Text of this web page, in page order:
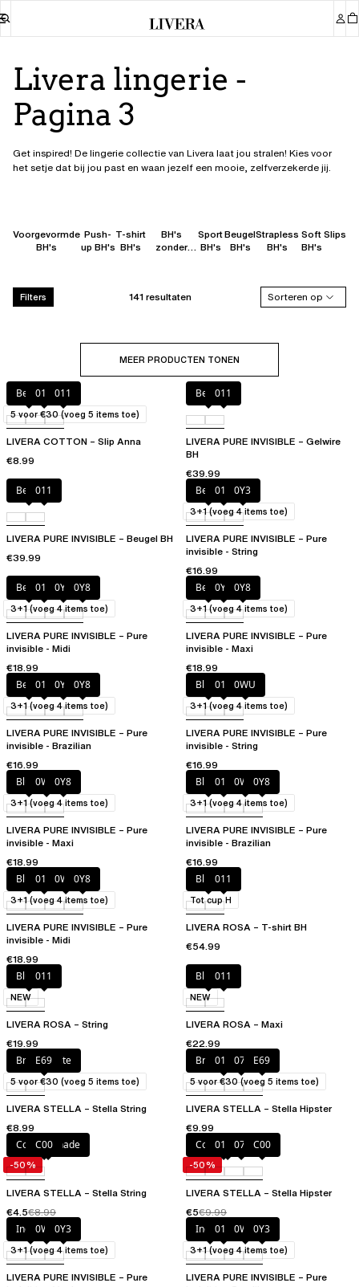
Livera lingerie -
Pagina 3
Get inspired! De lingerie collectie van Livera laat jou stralen! Kies voor
het setje dat bij jou past en waan jezelf een mooie, zelfverzekerde jij.
Voorgevormde
BH's
Push-
up BH's
T-shirt
BH's
BH's
zonder
Sport
BH's
Beugel
BH's
Strapless
BH's
Soft
BH's
Slips
Filters 141 resultaten Sorteren op
MEER PRODUCTEN TONEN
Beige010 011
LIVERA COTTON – Slip Anna
€8.99
5 voor €30 (voeg 5 items toe)
Beige011
LIVERA PURE INVISIBLE – Gelwire
BH
€39.99
Beige011
LIVERA PURE INVISIBLE – Beugel BH
€39.99
Beige011 0Y3
LIVERA PURE INVISIBLE – Pure
invisible - String
€16.99
3+1 (voeg 4 items toe)
Beige011 0Y3 0Y8
LIVERA PURE INVISIBLE – Pure
invisible - Midi
€18.99
3+1 (voeg 4 items toe)
Beige0Y3 0Y8
LIVERA PURE INVISIBLE – Pure
invisible - Maxi
€18.99
3+1 (voeg 4 items toe)
Beige011 0Y3 0Y8
LIVERA PURE INVISIBLE – Pure
invisible - Brazilian
€16.99
3+1 (voeg 4 items toe)
Blush011 0WU
LIVERA PURE INVISIBLE – Pure
invisible - String
€16.99
3+1 (voeg 4 items toe)
Blush0WU0Y8
LIVERA PURE INVISIBLE – Pure
invisible - Maxi
€18.99
3+1 (voeg 4 items toe)
Blush011 0WU0Y8
LIVERA PURE INVISIBLE – Pure
invisible - Brazilian
€16.99
3+1 (voeg 4 items toe)
Blush011 0WU0Y8
LIVERA PURE INVISIBLE – Pure
invisible - Midi
€18.99
3+1 (voeg 4 items toe)
Blush011
LIVERA ROSA – T-shirt BH
€54.99
Tot cup H
Blush011
LIVERA ROSA – String
€19.99
NEW
Blush011
LIVERA ROSA – Maxi
€22.99
NEW
Bright White
E69
LIVERA STELLA – Stella String
€8.99
5 voor €30 (voeg 5 items toe)
Bright White
011 07J E69
LIVERA STELLA – Stella Hipster
€9.99
5 voor €30 (voeg 5 items toe)
Coastal Shade
C00
LIVERA STELLA – Stella String
€4.5€8.99
-50%
Coastal Shade
011 07J C00
LIVERA STELLA – Stella Hipster
€5€9.99
-50%
Indigo0WU0Y3
LIVERA PURE INVISIBLE – Pure
3+1 (voeg 4 items toe)
Indigo
011 0WU0Y3
LIVERA PURE INVISIBLE – Pure
3+1 (voeg 4 items toe)